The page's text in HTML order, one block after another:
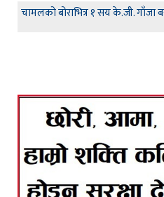
चामलको बोराभित्र १ सय के.जी. गाँजा